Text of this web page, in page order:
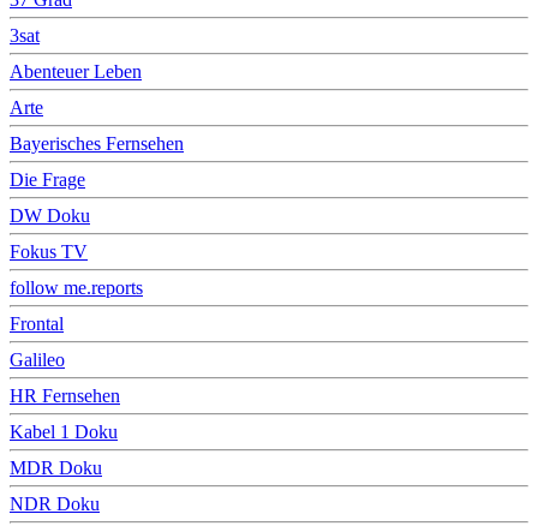
3sat
Abenteuer Leben
Arte
Bayerisches Fernsehen
Die Frage
DW Doku
Fokus TV
follow me.reports
Frontal
Galileo
HR Fernsehen
Kabel 1 Doku
MDR Doku
NDR Doku